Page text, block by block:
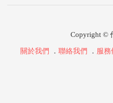
Copyright ©
關於我們 ． 聯絡我們 ． 服務